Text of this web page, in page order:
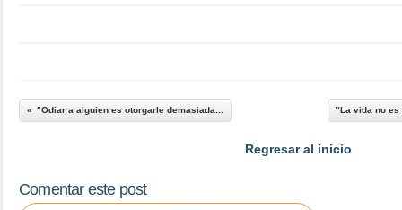
"Odiar a alguien es otorgarle demasiada... "La vida no es
Regresar al inicio
Comentar este post